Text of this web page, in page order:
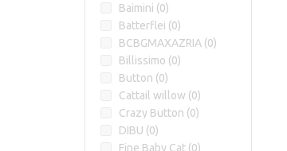
Baimini (0)
Batterflei (0)
BCBGMAXAZRIA (0)
Billissimo (0)
Button (0)
Cattail willow (0)
Crazy Button (0)
DIBU (0)
Fine Baby Cat (0)